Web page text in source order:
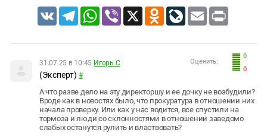
VK TelegramWhatsApp
Viber X Odnoklassniki
LiveJournal
Email Print
0
0
Оценить:
31.07.25 в 10:45 Игорь С
(Эксперт) #
А что разве дело на эту директоршу и ее дочку не возбудили?
Вроде как в новостях было, что прокуратура в отношении них
начала проверку. Или как у нас водится, все спустили на
тормоза и люди со склонностями в отношении заведомо
слабых останутся рулить и властвовать?